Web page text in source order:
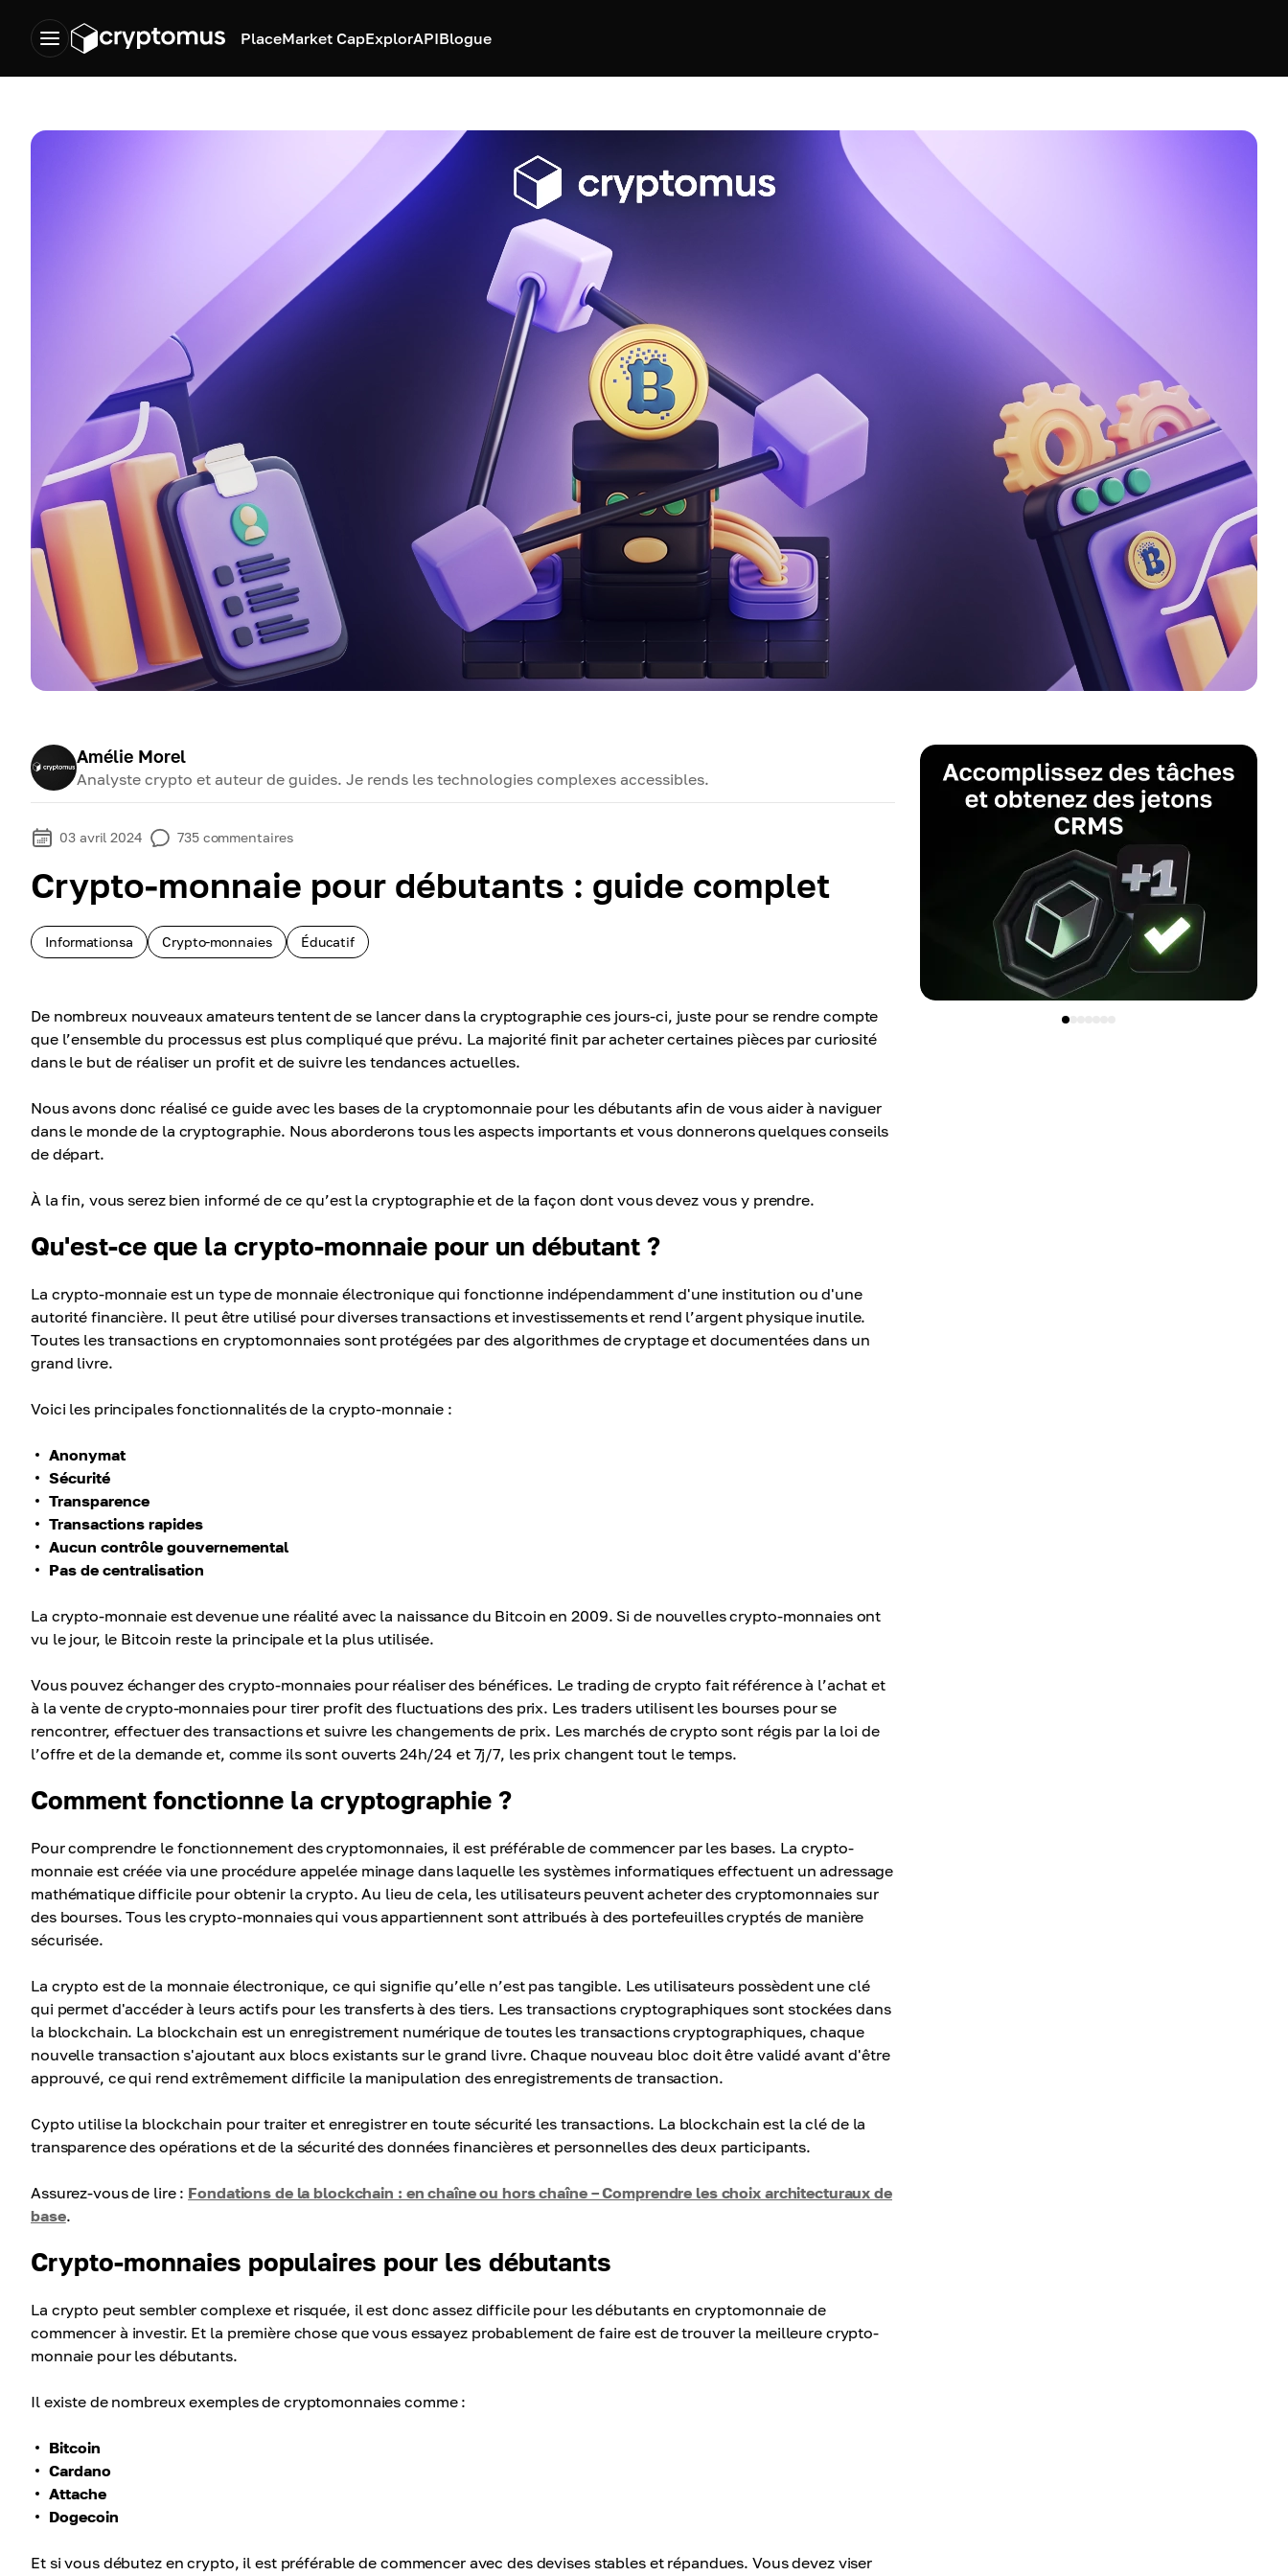
PlaceMarket CapExplorAPIBlogue
Amélie Morel
Analyste crypto et auteur de guides. Je rends les technologies complexes accessibles.
03 avril 2024 735 commentaires
Crypto-monnaie pour débutants : guide complet
Informationsa Crypto-monnaies Éducatif
De nombreux nouveaux amateurs tentent de se lancer dans la cryptographie ces jours-ci, juste pour se rendre compte
que l’ensemble du processus est plus compliqué que prévu. La majorité finit par acheter certaines pièces par curiosité
dans le but de réaliser un profit et de suivre les tendances actuelles.
Nous avons donc réalisé ce guide avec les bases de la cryptomonnaie pour les débutants afin de vous aider à naviguer
dans le monde de la cryptographie. Nous aborderons tous les aspects importants et vous donnerons quelques conseils
de départ.
À la fin, vous serez bien informé de ce qu’est la cryptographie et de la façon dont vous devez vous y prendre.
Qu'est-ce que la crypto-monnaie pour un débutant ?
La crypto-monnaie est un type de monnaie électronique qui fonctionne indépendamment d'une institution ou d'une
autorité financière. Il peut être utilisé pour diverses transactions et investissements et rend l’argent physique inutile.
Toutes les transactions en cryptomonnaies sont protégées par des algorithmes de cryptage et documentées dans un
grand livre.
Voici les principales fonctionnalités de la crypto-monnaie :
Anonymat
Sécurité
Transparence
Transactions rapides
Aucun contrôle gouvernemental
Pas de centralisation
La crypto-monnaie est devenue une réalité avec la naissance du Bitcoin en 2009. Si de nouvelles crypto-monnaies ont
vu le jour, le Bitcoin reste la principale et la plus utilisée.
Vous pouvez échanger des crypto-monnaies pour réaliser des bénéfices. Le trading de crypto fait référence à l’achat et
à la vente de crypto-monnaies pour tirer profit des fluctuations des prix. Les traders utilisent les bourses pour se
rencontrer, effectuer des transactions et suivre les changements de prix. Les marchés de crypto sont régis par la loi de
l’offre et de la demande et, comme ils sont ouverts 24h/24 et 7j/7, les prix changent tout le temps.
Comment fonctionne la cryptographie ?
Pour comprendre le fonctionnement des cryptomonnaies, il est préférable de commencer par les bases. La crypto-
monnaie est créée via une procédure appelée minage dans laquelle les systèmes informatiques effectuent un adressage
mathématique difficile pour obtenir la crypto. Au lieu de cela, les utilisateurs peuvent acheter des cryptomonnaies sur
des bourses. Tous les crypto-monnaies qui vous appartiennent sont attribués à des portefeuilles cryptés de manière
sécurisée.
La crypto est de la monnaie électronique, ce qui signifie qu’elle n’est pas tangible. Les utilisateurs possèdent une clé
qui permet d'accéder à leurs actifs pour les transferts à des tiers. Les transactions cryptographiques sont stockées dans
la blockchain. La blockchain est un enregistrement numérique de toutes les transactions cryptographiques, chaque
nouvelle transaction s'ajoutant aux blocs existants sur le grand livre. Chaque nouveau bloc doit être validé avant d'être
approuvé, ce qui rend extrêmement difficile la manipulation des enregistrements de transaction.
Cypto utilise la blockchain pour traiter et enregistrer en toute sécurité les transactions. La blockchain est la clé de la
transparence des opérations et de la sécurité des données financières et personnelles des deux participants.
Assurez-vous de lire : Fondations de la blockchain : en chaîne ou hors chaîne – Comprendre les choix architecturaux de
base.
Crypto-monnaies populaires pour les débutants
La crypto peut sembler complexe et risquée, il est donc assez difficile pour les débutants en cryptomonnaie de
commencer à investir. Et la première chose que vous essayez probablement de faire est de trouver la meilleure crypto-
monnaie pour les débutants.
Il existe de nombreux exemples de cryptomonnaies comme :
Bitcoin
Cardano
Attache
Dogecoin
Et si vous débutez en crypto, il est préférable de commencer avec des devises stables et répandues. Vous devez viser